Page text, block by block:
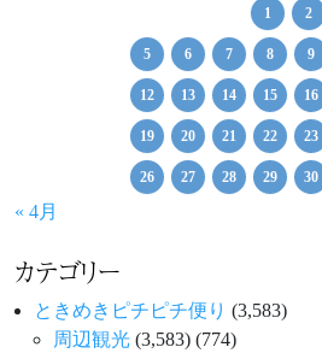
1 2
5 6 7 8 9
12 13 14 15 16
19 20 21 22 23
26 27 28 29 30
« 4月
カテゴリー
ときめきピチピチ便り (3,583)
周辺観光 (3,583) (774)